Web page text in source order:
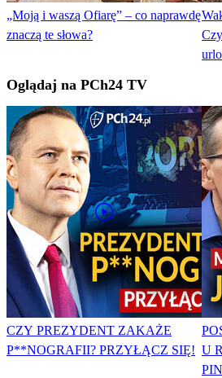
„Moją i waszą Ofiarę” – co naprawdę
znaczą te słowa?
Oglądaj na PCh24 TV
CZY PREZYDENT ZAKAŻE
P**NOGRAFII? PRZYŁĄCZ SIĘ! U